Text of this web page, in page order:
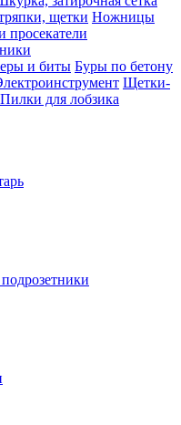
щетки Ножницы
просекатели
и биты Буры по бетону
Щетки-
Пилки для лобзика